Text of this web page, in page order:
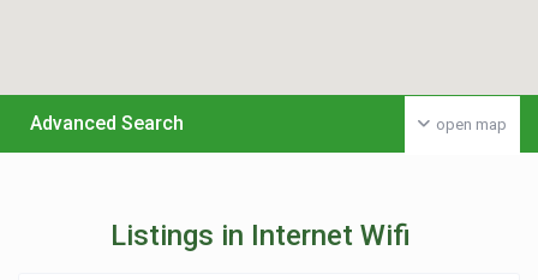
open map
Advanced Search
Listings in Internet Wifi